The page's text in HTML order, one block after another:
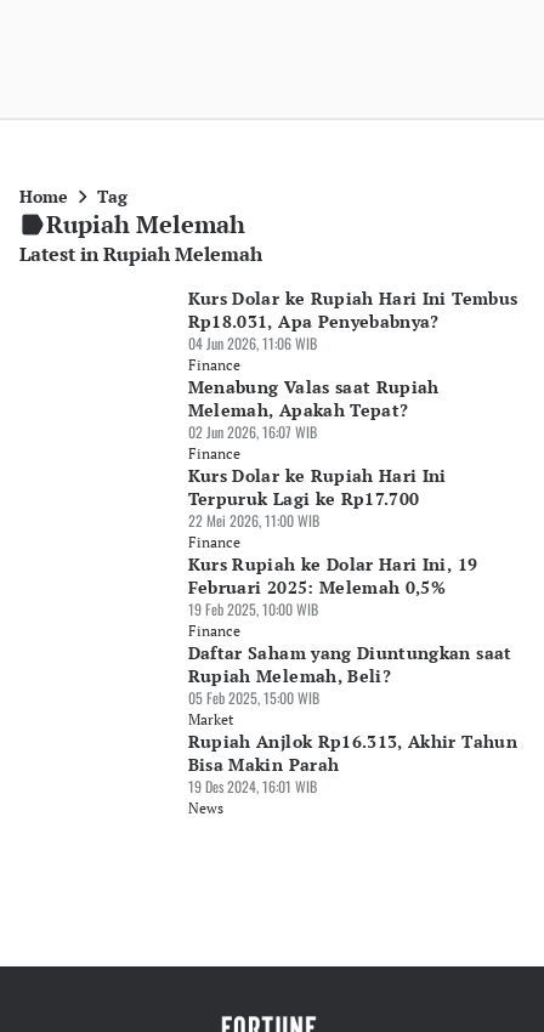
Home Tag
Rupiah Melemah
Latest in Rupiah Melemah
Kurs Dolar ke Rupiah Hari Ini Tembus
Rp18.031, Apa Penyebabnya?
04 Jun 2026, 11:06 WIB
Finance
Menabung Valas saat Rupiah
Melemah, Apakah Tepat?
02 Jun 2026, 16:07 WIB
Finance
Kurs Dolar ke Rupiah Hari Ini
Terpuruk Lagi ke Rp17.700
22 Mei 2026, 11:00 WIB
Finance
Kurs Rupiah ke Dolar Hari Ini, 19
Februari 2025: Melemah 0,5%
19 Feb 2025, 10:00 WIB
Finance
Daftar Saham yang Diuntungkan saat
Rupiah Melemah, Beli?
05 Feb 2025, 15:00 WIB
Market
Rupiah Anjlok Rp16.313, Akhir Tahun
Bisa Makin Parah
19 Des 2024, 16:01 WIB
News